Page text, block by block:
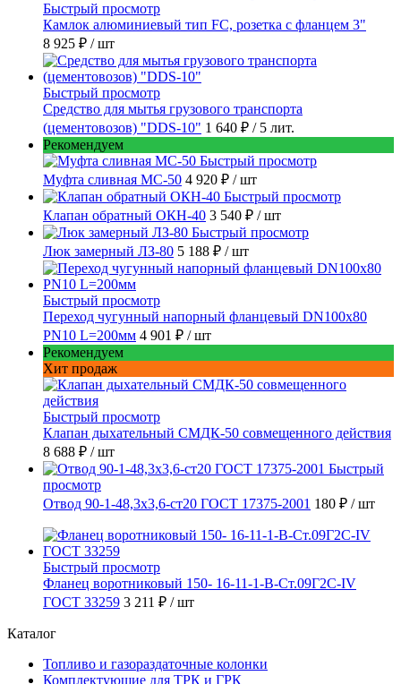
Быстрый просмотр
Камлок алюминиевый тип FC, розетка с фланцем 3"
8 925 ₽ / шт
Быстрый просмотр
Средство для мытья грузового транспорта
(цементовозов) "DDS-10" 1 640 ₽ / 5 лит.
Рекомендуем
Быстрый просмотр
Муфта сливная МС-50 4 920 ₽ / шт
Быстрый просмотр
Клапан обратный ОКН-40 3 540 ₽ / шт
Быстрый просмотр
Люк замерный ЛЗ-80 5 188 ₽ / шт
Быстрый просмотр
Переход чугунный напорный фланцевый DN100х80
PN10 L=200мм 4 901 ₽ / шт
Рекомендуем
Хит продаж
Быстрый просмотр
Клапан дыхательный СМДК-50 совмещенного действия
8 688 ₽ / шт
Быстрый
просмотр
Отвод 90-1-48,3х3,6-ст20 ГОСТ 17375-2001 180 ₽ / шт
Быстрый просмотр
Фланец воротниковый 150- 16-11-1-B-Ст.09Г2С-IV
ГОСТ 33259 3 211 ₽ / шт
Каталог
Топливо и газораздаточные колонки
Комплектующие для ТРК и ГРК